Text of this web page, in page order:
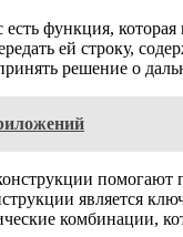
функция,
ей строку,
решение о
является
комбинации,